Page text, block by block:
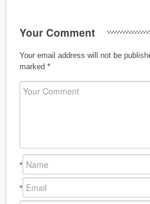
Your Comment
Your email address will not be
marked *
*
*